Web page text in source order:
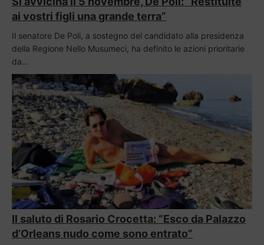
ai vostri figli una grande terra”
Il senatore De Poli, a sostegno del candidato alla presidenza
della Regione Nello Musumeci, ha definito le azioni prioritarie
da…
Il saluto di Rosario Crocetta: “Esco da Palazzo
d’Orleans nudo come sono entrato”